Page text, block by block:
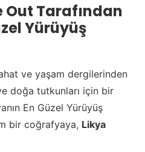
Out Tarafından
Yürüyüş
ve yaşam dergilerinden
doğa tutkunları için bir
En Güzel Yürüyüş
bir coğrafyaya, Likya